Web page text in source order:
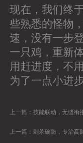
现在，我们终
些熟悉的怪物
速，没有一步
一只鸡，重新
用赶进度，不
为了一点小进
上一篇： 技能联动，无缝衔
上一篇： 刺杀破防，专治高